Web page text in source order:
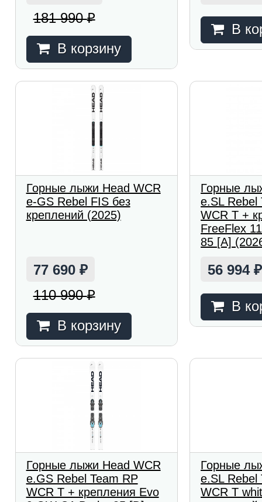
181 990₽
В корзину
В
Горные лыжи Head WCR
e-GS Rebel FIS без
креплений (2025)
77 690 ₽
110 990₽
В корзину
Горные
e.SL Rebel
WCR T +
FreeFlex
85 [A]
56 994₽
В
Горные лыжи Head WCR
e.GS Rebel Team RP
WCR T + крепления Evo
Горные
e.SL Rebel
WCR T